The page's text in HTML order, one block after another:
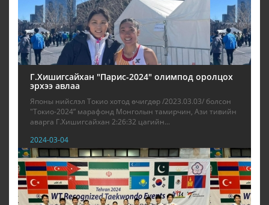
Г.Хишигсайхан "Парис-2024" олимпод оролцох
эрхээ авлаа
Японы нийслэл Токио хотод өчигдөр /2023.03.03/ болсон
"Токио-2024” марафонд Монголын тамирчин, Ази тивийн
аварга Г.Хишигсайхан 2:26:32 цагийн...
2024-03-04